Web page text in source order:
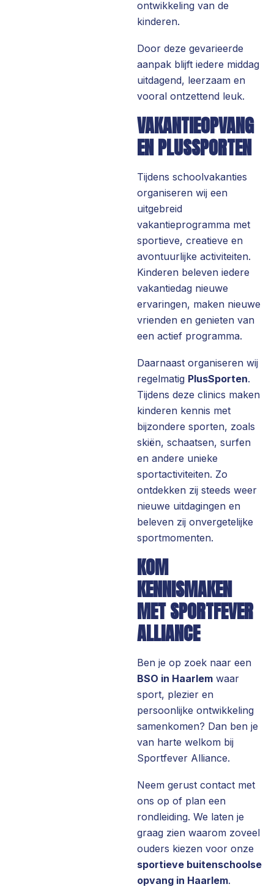
ontwikkeling van de
kinderen.
Door deze gevarieerde
aanpak blijft iedere middag
uitdagend, leerzaam en
vooral ontzettend leuk.
VAKANTIEOPVANG
EN PLUSSPORTEN
Tijdens schoolvakanties
organiseren wij een
uitgebreid
vakantieprogramma met
sportieve, creatieve en
avontuurlijke activiteiten.
Kinderen beleven iedere
vakantiedag nieuwe
ervaringen, maken nieuwe
vrienden en genieten van
een actief programma.
Daarnaast organiseren wij
regelmatig PlusSporten.
Tijdens deze clinics maken
kinderen kennis met
bijzondere sporten, zoals
skiën, schaatsen, surfen
en andere unieke
sportactiviteiten. Zo
ontdekken zij steeds weer
nieuwe uitdagingen en
beleven zij onvergetelijke
sportmomenten.
KOM
KENNISMAKEN
MET SPORTFEVER
ALLIANCE
Ben je op zoek naar een
BSO in Haarlem waar
sport, plezier en
persoonlijke ontwikkeling
samenkomen? Dan ben je
van harte welkom bij
Sportfever Alliance.
Neem gerust contact met
ons op of plan een
rondleiding. We laten je
graag zien waarom zoveel
ouders kiezen voor onze
sportieve buitenschoolse
opvang in Haarlem.